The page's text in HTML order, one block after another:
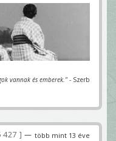
vannak és emberek." - Szerb
több mint 13 éve
427
—